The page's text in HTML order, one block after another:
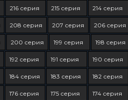
216 серия 215 серия 214 серия
208 серия 207 серия 206 серия
200 серия 199 серия 198 серия
192 серия 191 серия 190 серия
184 серия 183 серия 182 серия
176 серия 175 серия 174 серия